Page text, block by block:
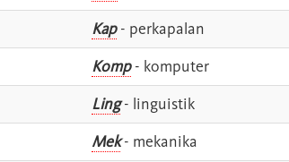
Kap- perkapalan
Komp- komputer
Ling- linguistik
Mek- mekanika